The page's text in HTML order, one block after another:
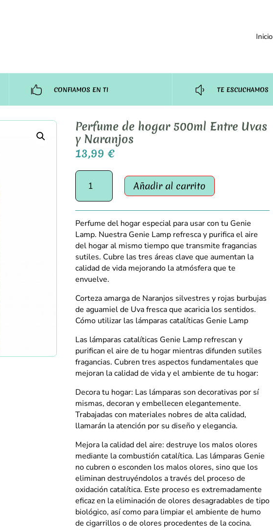
Inicio
 CONFIAMOS EN TI y TE ESCUCHAMOS
Perfume de hogar 500ml Entre Uvas
y Naranjos
13,99€
Perfume
hogar
500ml
Entre
Uvas
y
Naranjos
cantidad
Añadir al carrito
Perfume del hogar especial para usar con tu Genie
Lamp. Nuestra Genie Lamp refresca y purifica el aire
del hogar al mismo tiempo que transmite fragancias
sutiles. Cubre las tres áreas clave que aumentan la
calidad de vida mejorando la atmósfera que te
envuelve.
Corteza amarga de Naranjos silvestres y rojas burbujas
de aguamiel de Uva fresca que acaricia los sentidos.
Cómo utilizar las lámparas catalíticas Genie Lamp
Las lámparas catalíticas Genie Lamp refrescan y
purifican el aire de tu hogar mientras difunden sutiles
fragancias. Cubren tres aspectos fundamentales que
mejoran la calidad de vida y el ambiente de tu hogar:
Decora tu hogar: Las lámparas son decorativas por sí
mismas, decoran y embellecen elegantemente.
Trabajadas con materiales nobres de alta calidad,
llamarán la atención por su diseño y elegancia.
Mejora la calidad del aire: destruye los malos olores
mediante la combustión catalítica. Las lámparas Genie
no cubren o esconden los malos olores, sino que los
eliminan destruyéndolos a través del proceso de
oxidación catalítica. Este proceso es extremadamente
eficaz en la eliminación de olores desagradables de tipo
biológico, así como para limpiar el ambiente de humo
de cigarrillos o de olores procedentes de la cocina.